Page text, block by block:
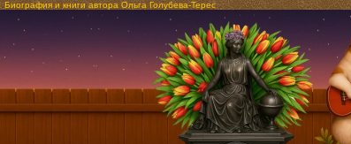
Биография и книги автора Ольга Голубева-Терес